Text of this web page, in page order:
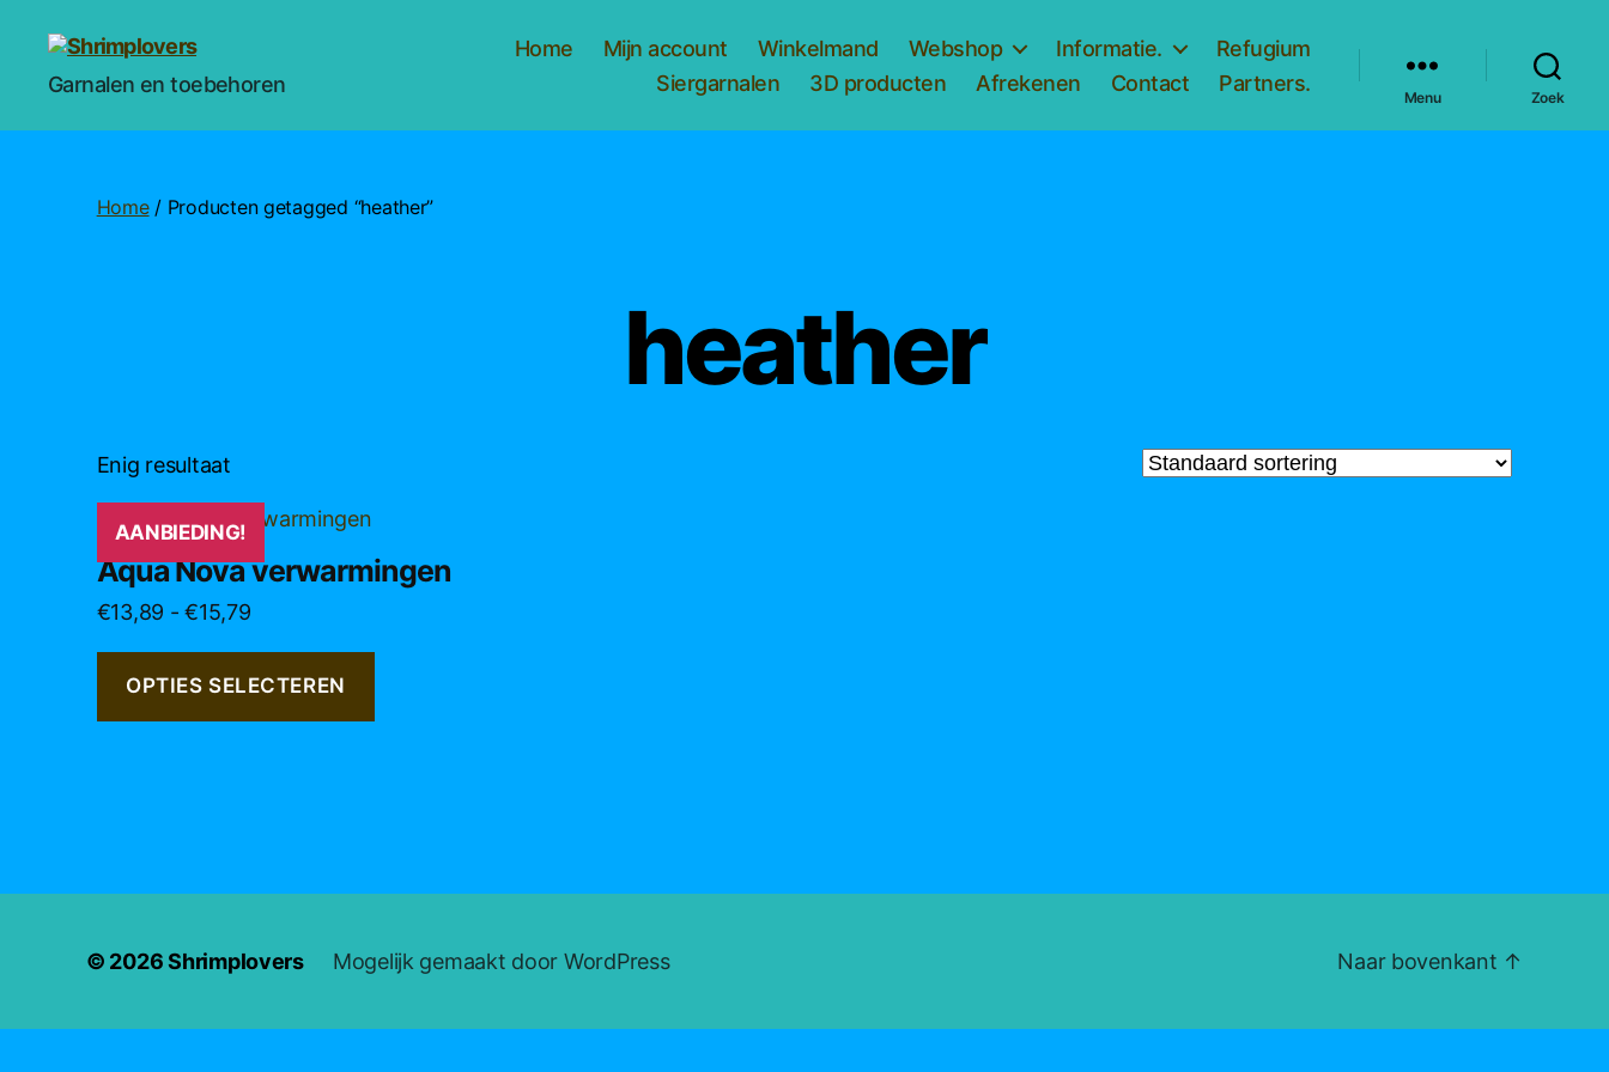
Shrimplovers
Garnalen en toebehoren
Home Mijn account Winkelmand Webshop Informatie.
Refugium
Siergarnalen
3D producten Afrekenen Contact Partners.
Menu Zoek
Home/ Producten getagged “heather”
heather
Enig resultaat
AANBIEDING!
Aqua Nova verwarmingen
€13,89 - €15,79Prijsklasse:
tot
OPTIES SELECTEREN
heeft
meerdere
variaties.
Deze
© 2026Shrimplovers Mogelijk gemaakt door WordPress Naar bovenkant ↑